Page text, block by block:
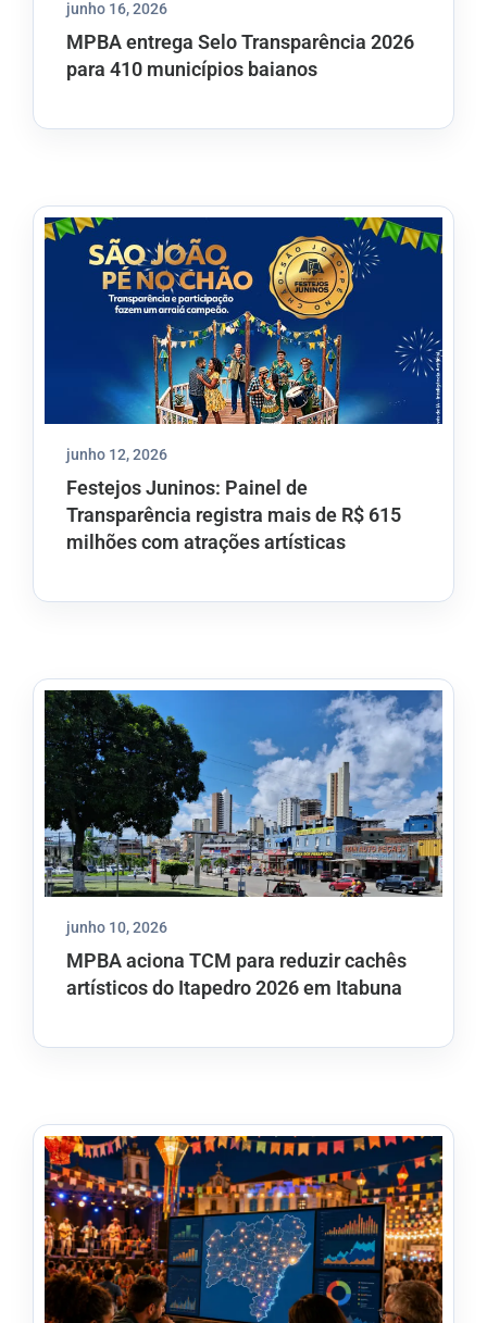
junho 16, 2026
MPBA entrega Selo Transparência 2026
para 410 municípios baianos
junho 12, 2026
Festejos Juninos: Painel de
Transparência registra mais de R$ 615
milhões com atrações artísticas
junho 10, 2026
MPBA aciona TCM para reduzir cachês
artísticos do Itapedro 2026 em Itabuna